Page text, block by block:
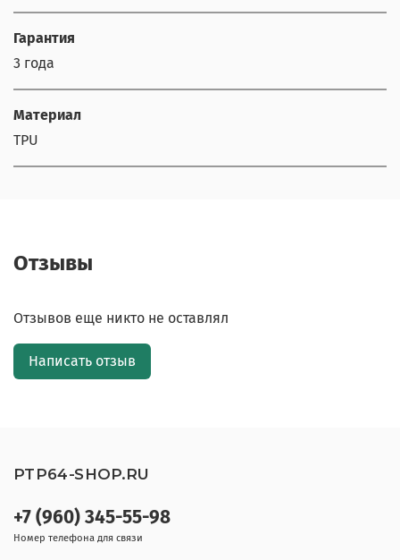
Гарантия
3 года
Материал
TPU
Отзывы
Отзывов еще никто не оставлял
Написать отзыв
+7 (960) 345-55-98
Номер телефона для связи
PTP64-SHOP.RU